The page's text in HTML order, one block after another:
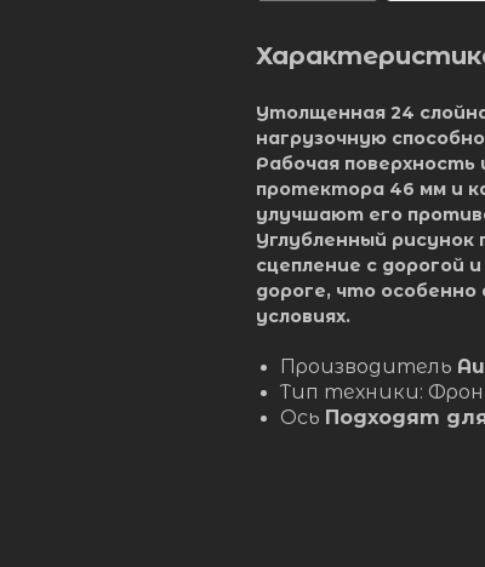
Утолщенная 24
нагрузочную
Рабочая поверхность
протектора 46 мм и
улучшают его
Углубленный
сцепление с дорогой
дороге, что особенно
условиях.
Производитель
Тип техники:
Ось Подходят